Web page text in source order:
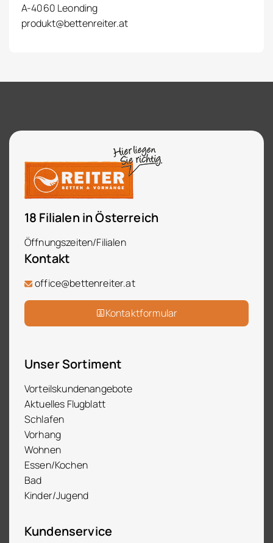
A-4060 Leonding
produkt@bettenreiter.at
18 Filialen in Österreich
Öffnungszeiten/Filialen
Kontakt
office@bettenreiter.at
Kontaktformular
Unser Sortiment
Vorteilskundenangebote
Aktuelles Flugblatt
Schlafen
Vorhang
Wohnen
Essen/Kochen
Bad
Kinder/Jugend
Kundenservice